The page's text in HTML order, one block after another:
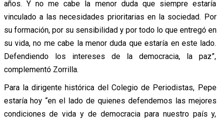
años. Y no me cabe la menor duda que siempre estaría
vinculado a las necesidades prioritarias en la sociedad. Por
su formación, por su sensibilidad y por todo lo que entregó en
su vida, no me cabe la menor duda que estaría en este lado.
Defendiendo los intereses de la democracia, la paz”,
complementó Zorrilla.
Para la dirigente histórica del Colegio de Periodistas, Pepe
estaría hoy “en el lado de quienes defendemos las mejores
condiciones de vida y de democracia para nuestro país y,